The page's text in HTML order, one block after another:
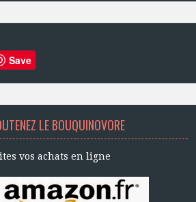
Save
LE BOUQUINOVORE
vos achats en ligne